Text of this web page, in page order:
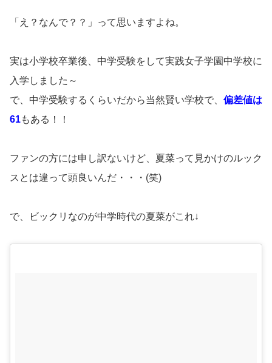
「え？なんで？？」って思いますよね。
実は小学校卒業後、中学受験をして実践女子学園中学校に
入学しました～
で、中学受験するくらいだから当然賢い学校で、 偏差値は
61もある！！
ファンの方には申し訳ないけど、夏菜って見かけのルック
スとは違って頭良いんだ・・・(笑)
で、ビックリなのが中学時代の夏菜がこれ↓